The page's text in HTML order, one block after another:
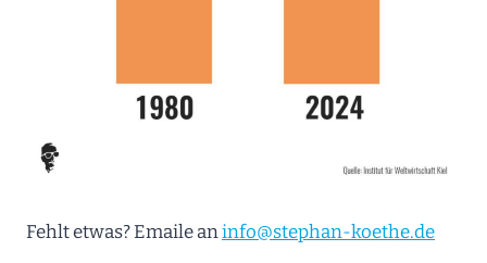
Fehlt etwas? Emaile aninfo@stephan-koethe.de